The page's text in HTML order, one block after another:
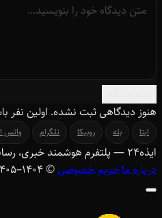
هنوز دیدگاهی ثبت نشده. اولین نفر
ایتا بله روبیکا تلگرام واتس
ایذه۲۴ — پلتفرم هوشمند خبری،
درباره ماحریم خصوصی© ۱۴۰۴–1405 تمامی حقوق محفوظ است